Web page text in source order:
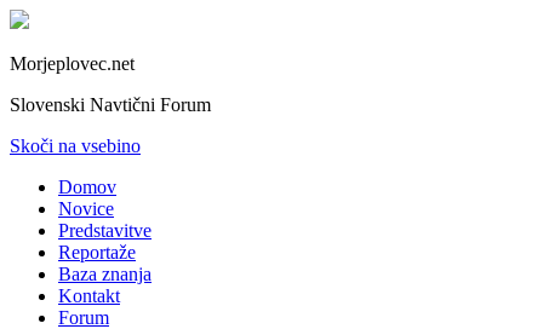
Morjeplovec.net
Slovenski Navtični Forum
Skoči na vsebino
Domov
Novice
Predstavitve
Reportaže
Baza znanja
Kontakt
Forum